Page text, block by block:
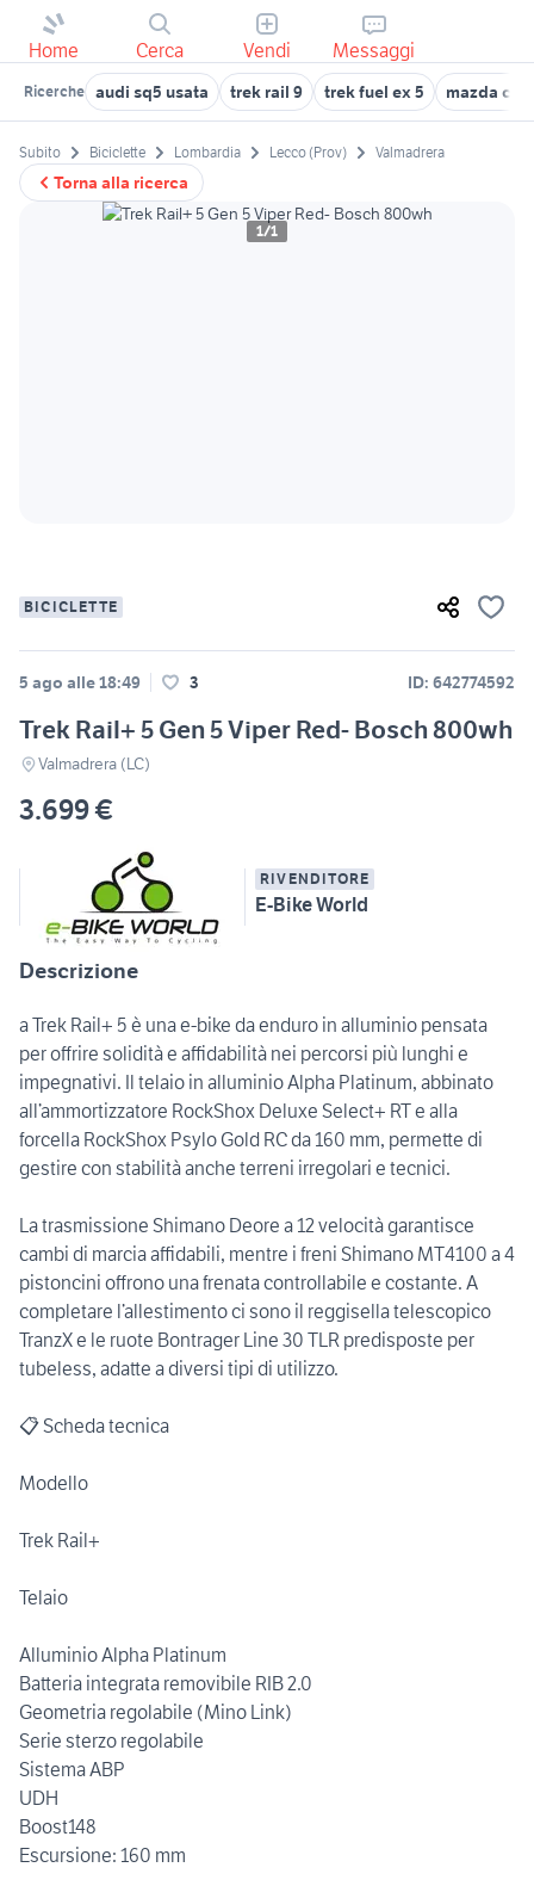
Home Cerca Vendi Messaggi
Ricerche audi sq5 usata trek rail 9 trek fuel ex 5 mazda cx5
Torna alla ricerca
Subito Biciclette Lombardia Lecco (Prov) Valmadrera
1/1
BICICLETTE
5 ago alle 18:49 3 ID: 642774592
Trek Rail+ 5 Gen 5 Viper Red- Bosch 800wh
Valmadrera (LC)
3.699 €
RIVENDITORE
E-Bike World
Descrizione
a Trek Rail+ 5 è una e-bike da enduro in alluminio pensata
per offrire solidità e affidabilità nei percorsi più lunghi e
impegnativi. Il telaio in alluminio Alpha Platinum, abbinato
all’ammortizzatore RockShox Deluxe Select+ RT e alla
forcella RockShox Psylo Gold RC da 160 mm, permette di
gestire con stabilità anche terreni irregolari e tecnici.
La trasmissione Shimano Deore a 12 velocità garantisce
cambi di marcia affidabili, mentre i freni Shimano MT4100 a 4
pistoncini offrono una frenata controllabile e costante. A
completare l’allestimento ci sono il reggisella telescopico
TranzX e le ruote Bontrager Line 30 TLR predisposte per
tubeless, adatte a diversi tipi di utilizzo.
📋 Scheda tecnica
Modello
Trek Rail+
Telaio
Alluminio Alpha Platinum
Batteria integrata removibile RIB 2.0
Geometria regolabile (Mino Link)
Serie sterzo regolabile
Sistema ABP
UDH
Boost148
Escursione: 160 mm